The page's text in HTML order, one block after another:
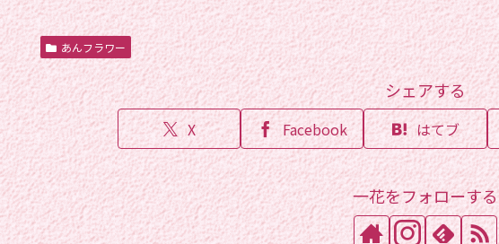
あんフラワー
シェアする
X Facebook はてブ
一花をフォローする